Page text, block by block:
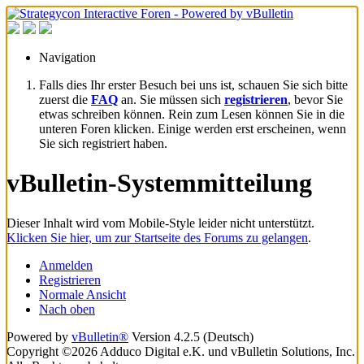
Navigation
Falls dies Ihr erster Besuch bei uns ist, schauen Sie sich bitte
zuerst die FAQ an. Sie müssen sich registrieren, bevor Sie
etwas schreiben können. Rein zum Lesen können Sie in die
unteren Foren klicken. Einige werden erst erscheinen, wenn
Sie sich registriert haben.
vBulletin-Systemmitteilung
Dieser Inhalt wird vom Mobile-Style leider nicht unterstützt.
Klicken Sie hier, um zur Startseite des Forums zu gelangen.
Anmelden
Registrieren
Normale Ansicht
Nach oben
Powered by vBulletin® Version 4.2.5 (Deutsch)
Copyright ©2026 Adduco Digital e.K. und vBulletin Solutions, Inc.